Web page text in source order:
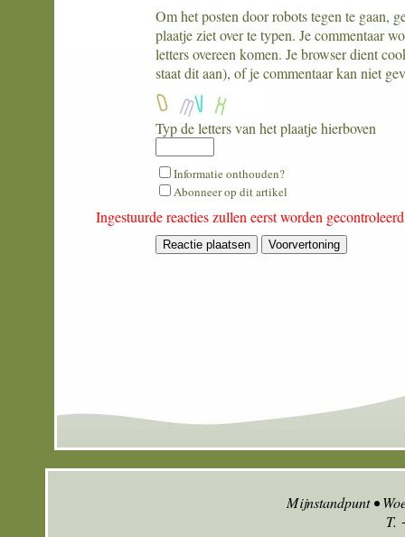
Om het posten door robots tegen te gaan,
plaatje ziet over te typen. Je commentaar
letters overeen komen. Je browser dient
staat dit aan), of je commentaar kan niet
Typ de letters van het plaatje hierboven
What
is
zero
plus
two?
Informatie onthouden?
Abonneer op dit artikel
Ingestuurde reacties zullen eerst worden
Mijnstandpunt •
T.